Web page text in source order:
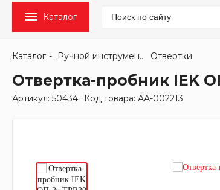
Каталог
Каталог Ручной инструмент Отвертки
Отвертка-пробник IEK
Артикул: 50434 Код товара: АА-002213